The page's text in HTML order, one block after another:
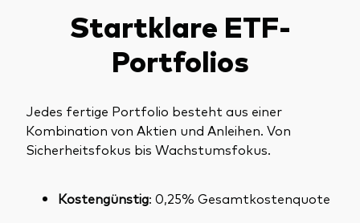
Startklare ETF-
Portfolios
Jedes fertige Portfolio besteht aus einer
Kombination von Aktien und Anleihen. Von
Sicherheitsfokus bis Wachstumsfokus.
Kostengünstig: 0,25% Gesamtkostenquote